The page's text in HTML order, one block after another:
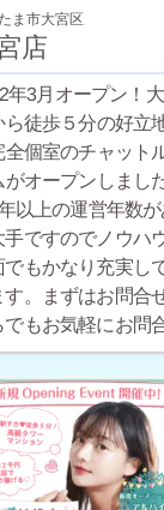
ま市大宮区
店
年3月オープン！
ら徒歩５分の好立
全個室のチャット
がオープンしまし
以上の運営年数
手ですのでノウハ
でもかなり充実し
す。まずはお問合
でもお気軽にお問
ださい。
んどの女性が未経
のスタートですが
証制度も完備して
で未経験の方でも
すよ♪経験豊富なス